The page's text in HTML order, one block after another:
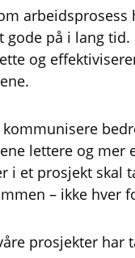
arbeidsprosess
på i lang tid.
og
kommunisere
lettere og mer
i et prosjekt skal
– ikke hver
prosjekter har